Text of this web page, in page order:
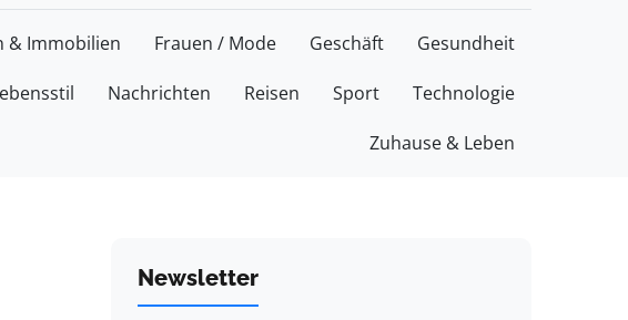
& Immobilien Frauen / Mode Geschäft Gesundheit
Nachrichten Reisen Sport Technologie
Zuhause & Leben
Newsletter